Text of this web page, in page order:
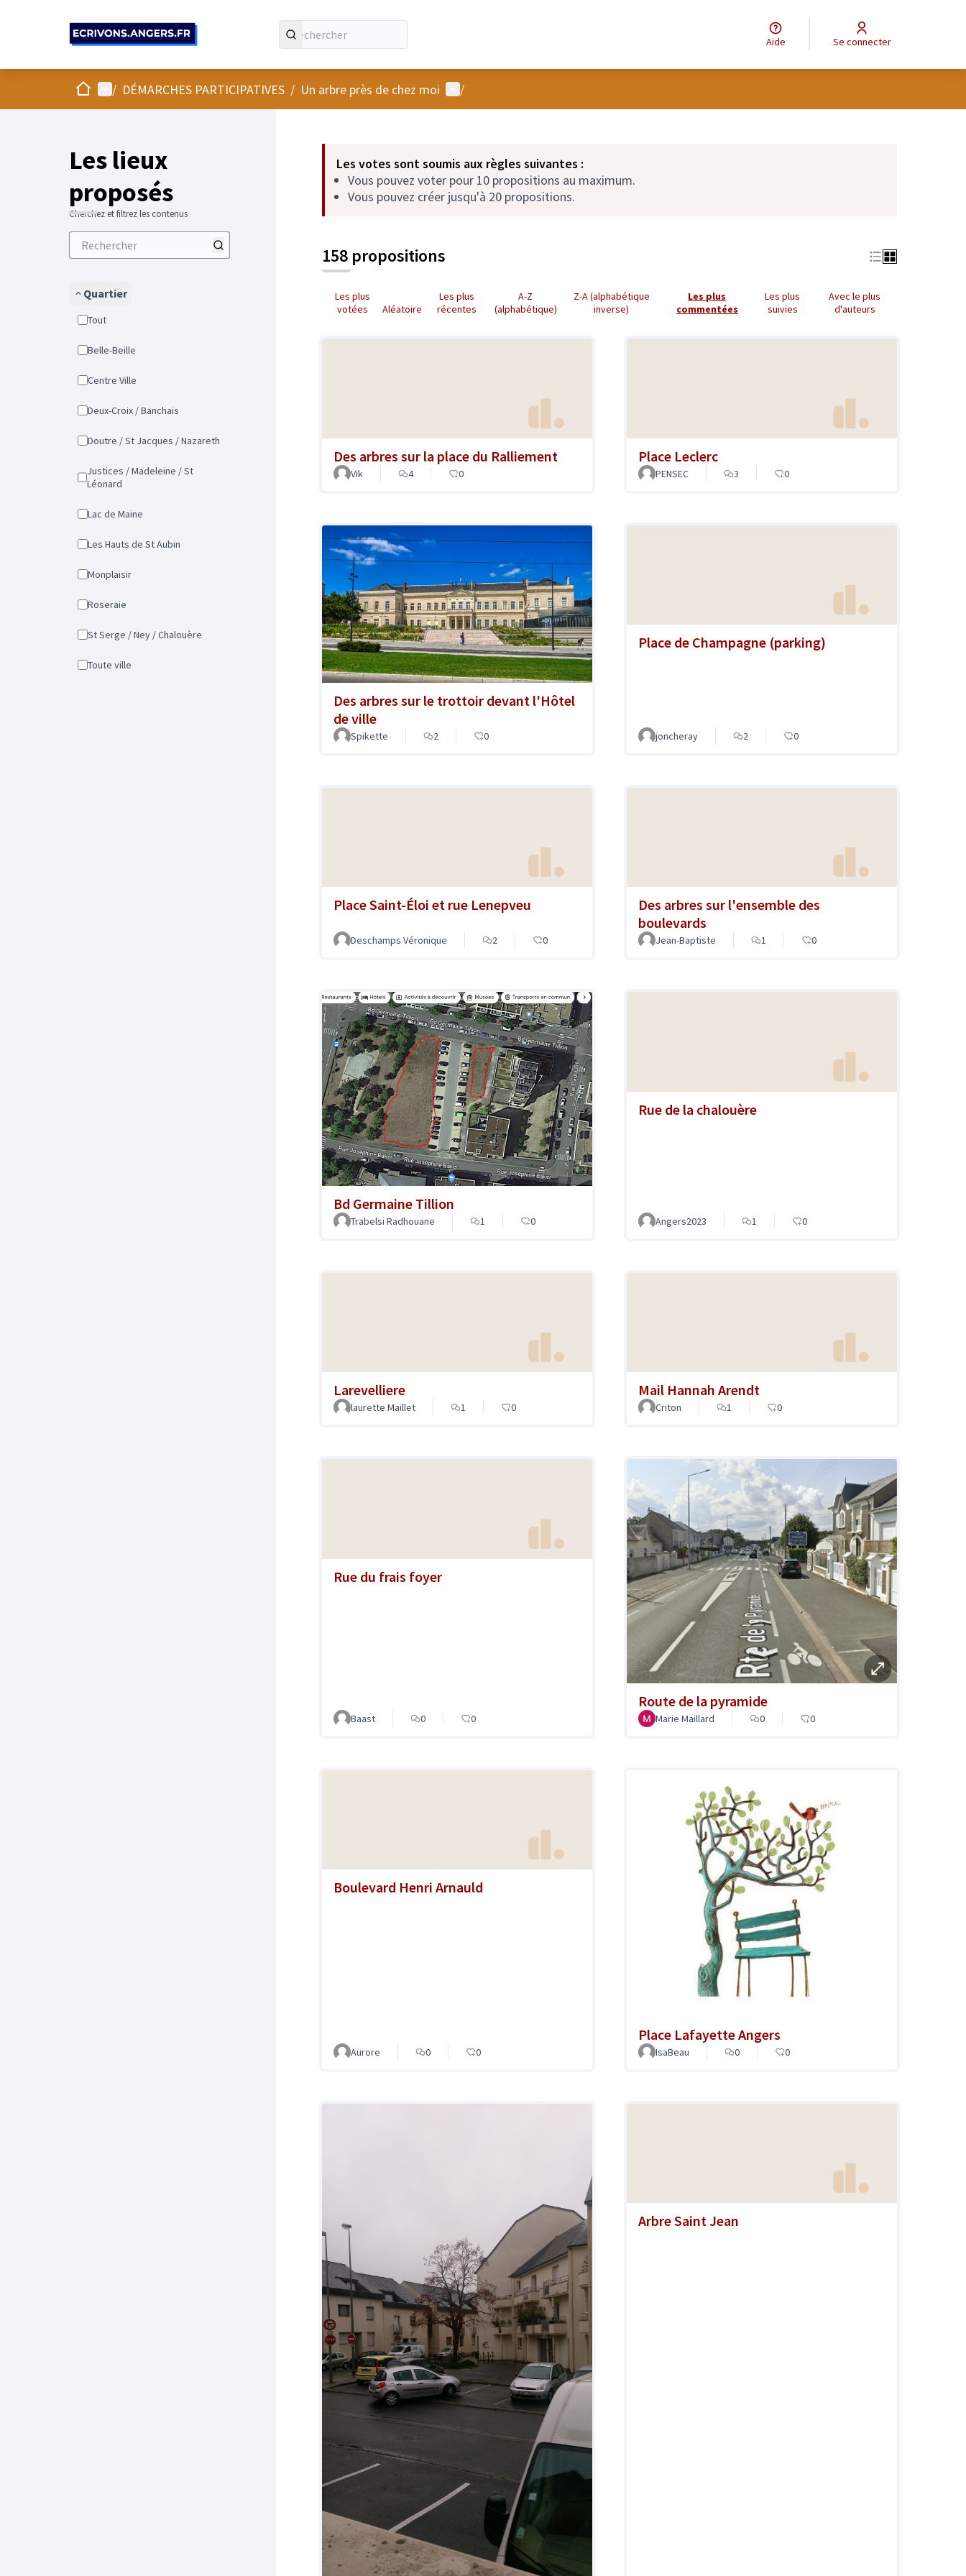
Aide Se connecter
AccueilMenu principal
/ DÉMARCHES PARTICIPATIVES / Un arbre près de chez moi Menu utilisateur
/
Les lieux
proposés
Cherchez et filtrez les contenus
Quartier
Tout
Belle-Beille
Centre Ville
Deux-Croix / Banchais
Doutre / St Jacques / Nazareth
Justices / Madeleine / St
Léonard
Lac de Maine
Les Hauts de St Aubin
Monplaisir
Roseraie
St Serge / Ney / Chalouère
Toute ville
Les votes sont soumis aux règles suivantes :
Vous pouvez voter pour 10 propositions au maximum.
Vous pouvez créer jusqu'à 20 propositions.
158 propositions
Les plus
votées
Aléatoire
Les plus
récentes
A-Z
(alphabétique)
Z-A (alphabétique
inverse)
Les plus
commentées
Les plus
suivies
Avec le plus
d'auteurs
Des arbres sur la place du Ralliement
Vik 4 0
Place Leclerc
PENSEC 3 0
Des arbres sur le trottoir devant l'Hôtel
de ville
Spikette 2 0
Place de Champagne (parking)
joncheray 2 0
Place Saint-Éloi et rue Lenepveu
Deschamps Véronique 2 0
Des arbres sur l'ensemble des
boulevards
Jean-Baptiste 1 0
Bd Germaine Tillion
Trabelsi Radhouane 1 0
Rue de la chalouère
Angers2023 1 0
Larevelliere
laurette Maillet 1 0
Mail Hannah Arendt
Criton 1 0
Rue du frais foyer
Baast 0 0
Route de la pyramide
Marie Maillard 0 0
Boulevard Henri Arnauld
Aurore 0 0
Place Lafayette Angers
IsaBeau 0 0
Arbre Saint Jean